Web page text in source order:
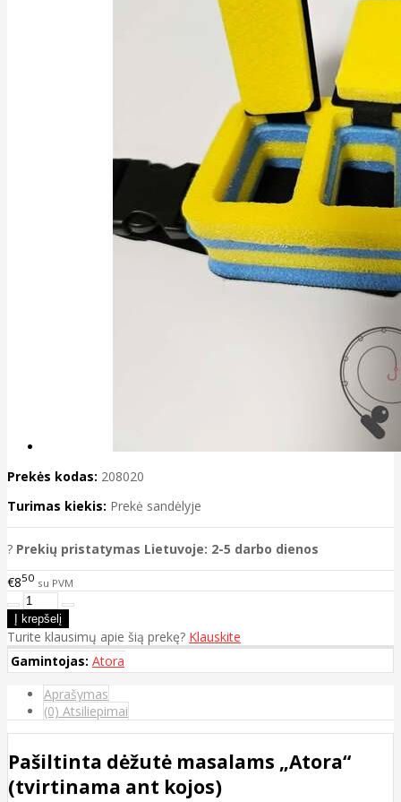
Prekės kodas: 208020
Turimas kiekis: Prekė sandėlyje
? Prekių pristatymas Lietuvoje: 2-5 darbo dienos
€850 su PVM
Turite klausimų apie šią prekę? Klauskite
Gamintojas: Atora
Aprašymas
(0) Atsiliepimai
Pašiltinta dėžutė masalams „Atora“
(tvirtinama ant kojos)